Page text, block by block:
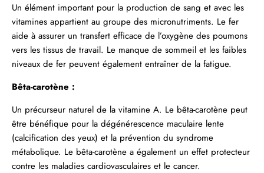
Un élément important pour la production de sang et avec les
vitamines appartient au groupe des micronutriments. Le fer
aide à assurer un transfert efficace de l’oxygène des poumons
vers les tissus de travail. Le manque de sommeil et les faibles
niveaux de fer peuvent également entraîner de la fatigue.
Bêta-carotène :
Un précurseur naturel de la vitamine A. Le bêta-carotène peut
être bénéfique pour la dégénérescence maculaire lente
(calcification des yeux) et la prévention du syndrome
métabolique. Le bêta-carotène a également un effet protecteur
contre les maladies cardiovasculaires et le cancer.